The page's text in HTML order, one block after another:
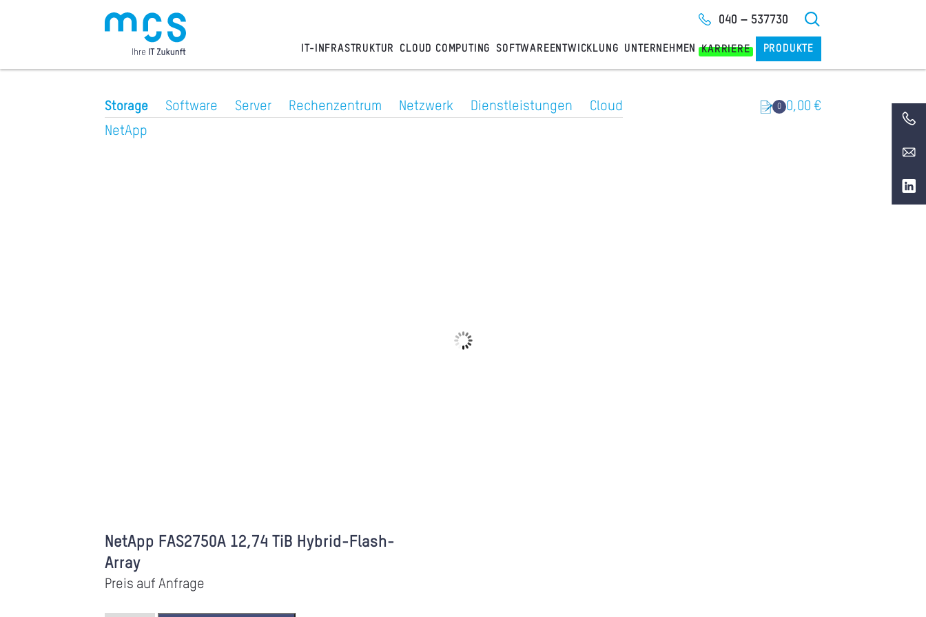
040 – 537730
IT-INFRASTRUKTUR CLOUD COMPUTING SOFTWAREENTWICKLUNG UNTERNEHMEN KARRIERE PRODUKTE
Storage Software Server Rechenzentrum Netzwerk Dienstleistungen
Cloud
NetApp
0 0,00 €
NetApp FAS2750A 12,74 TiB Hybrid-Flash-
Array
Preis auf Anfrage